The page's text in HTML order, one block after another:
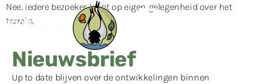
Nee, iedere bezoeker loopt op eigen gelegenheid over het
terrein.
Nieuwsbrief
Up to date blijven over de ontwikkelingen binnen